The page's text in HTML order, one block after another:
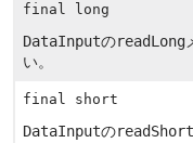
final long
DataInputのreadLong
い。
final short
DataInputのreadShort